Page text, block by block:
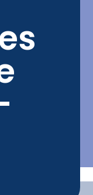
pratiques